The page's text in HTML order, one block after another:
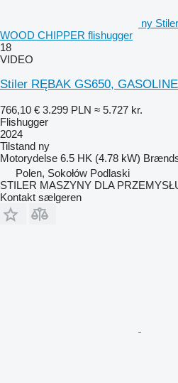
ny
WOOD CHIPPER flishugger
18
VIDEO
Stiler RĘBAK GS650,
766,10 € 3.299 PLN ≈ 5.727 kr.
Flishugger
2024
Tilstand ny
Motorydelse 6.5 HK (4.78 kW)
Polen, Sokołów Podlaski
STILER MASZYNY DLA
Kontakt sælgeren